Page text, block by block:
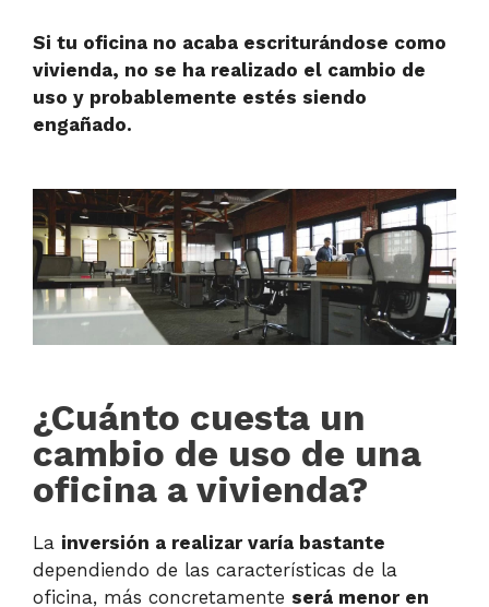
Si tu oficina no acaba escriturándose como
vivienda, no se ha realizado el cambio de
uso y probablemente estés siendo
engañado.
¿Cuánto cuesta un
cambio de uso de una
oficina a vivienda?
La inversión a realizar varía bastante
dependiendo de las características de la
oficina, más concretamente será menor en